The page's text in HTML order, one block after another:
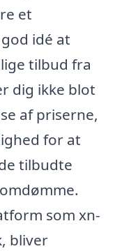
et
idé at
tilbud fra
dig ikke blot
af priserne,
for at
tilbudte
som xn-
bliver